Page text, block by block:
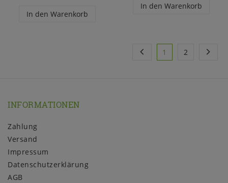
In den Warenkorb
In den Warenkorb
1 2
INFORMATIONEN
Zahlung
Versand
Impressum
Daten­schutz­erklärung
AGB